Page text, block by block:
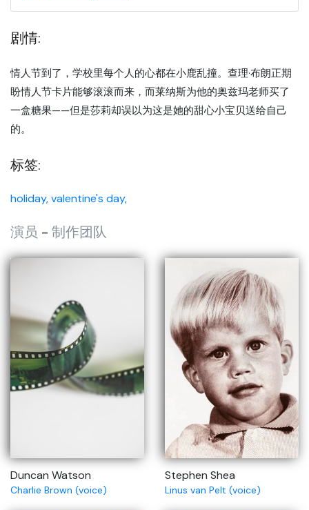
剧情:
情人节到了，学校里每个人的心都在小鹿乱撞。查理·布朗正期
盼情人节卡片能够滚滚而来，而莱纳斯为他的奥兹玛老师买了
一盒糖果——但是莎莉却误以为这是她的甜心小宝贝送给自己
的。
标签:
holiday,valentine's day,
演员 - 制作团队
Duncan Watson
Charlie Brown (voice)
Stephen Shea
Linus van Pelt (voice)